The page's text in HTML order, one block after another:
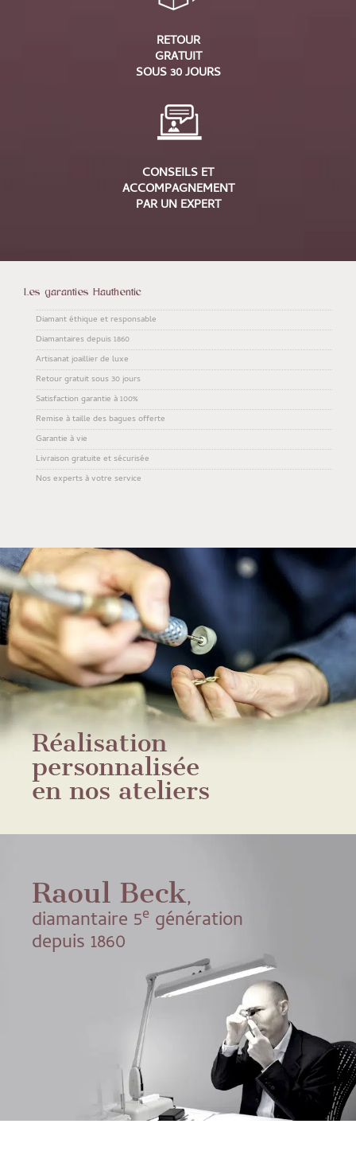
RETOUR
GRATUIT
SOUS 30 JOURS
CONSEILS ET
ACCOMPAGNEMENT
PAR UN EXPERT
Les garanties Hauthentic
Diamant éthique et responsable
Diamantaires depuis 1860
Artisanat joaillier de luxe
Retour gratuit sous 30 jours
Satisfaction garantie à 100%
Remise à taille des bagues offerte
Garantie à vie
Livraison gratuite et sécurisée
Nos experts à votre service
Réalisation
personnalisée
en nos ateliers
Raoul Beck,
diamantaire 5e génération
depuis 1860